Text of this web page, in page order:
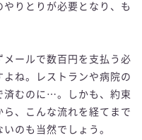
りとりが必要となり、も
メールで数百円を支払う必
ね。レストランや病院の
済むのに…。しかも、約束
、こんな流れを経てまで
のも当然でしょう。